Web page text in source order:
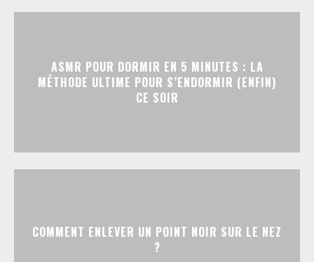
ASMR POUR DORMIR EN 5 MINUTES : LA
MÉTHODE ULTIME POUR S’ENDORMIR (ENFIN)
CE SOIR
COMMENT ENLEVER UN POINT NOIR SUR LE NEZ
?